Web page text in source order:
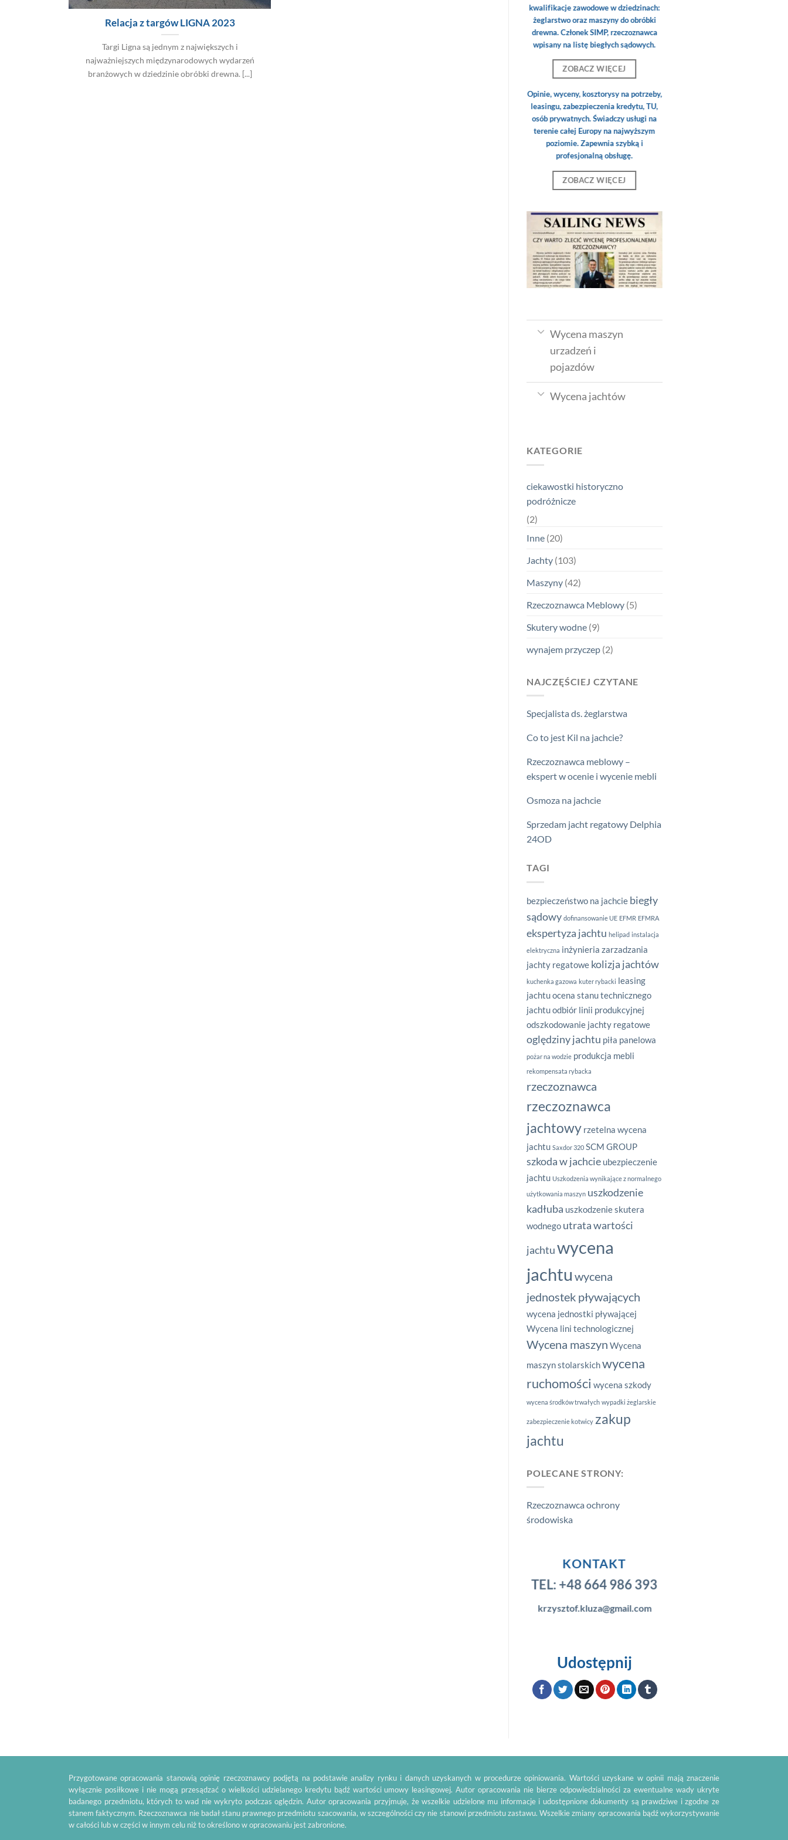
Relacja z targów LIGNA 2023
Targi Ligna są jednym z największych i
najważniejszych międzynarodowych wydarzeń
branżowych w dziedzinie obróbki drewna. [...]
kwalifikacje zawodowe w dziedzinach:
żeglarstwo oraz maszyny do obróbki
drewna. Członek SIMP, rzeczoznawca
wpisany na listę biegłych sądowych.
ZOBACZ WIĘCEJ
Opinie, wyceny, kosztorysy na potrzeby,
leasingu, zabezpieczenia kredytu, TU,
osób prywatnych. Świadczy usługi na
terenie całej Europy na najwyższym
poziomie. Zapewnia szybką i
profesjonalną obsługę.
ZOBACZ WIĘCEJ
Wycena maszyn
urzadzeń i
pojazdów
Wycena jachtów
KATEGORIE
ciekawostki historyczno
podróżnicze
(2)
Inne (20)
Jachty (103)
Maszyny (42)
Rzeczoznawca Meblowy (5)
Skutery wodne (9)
wynajem przyczep (2)
NAJCZĘŚCIEJ CZYTANE
Specjalista ds. żeglarstwa
Co to jest Kil na jachcie?
Rzeczoznawca meblowy –
ekspert w ocenie i wycenie mebli
Osmoza na jachcie
Sprzedam jacht regatowy Delphia
24OD
TAGI
bezpieczeństwo na jachcie biegły
sądowy dofinansowanie UE EFMR EFMRA
ekspertyza jachtu helipad instalacja
elektryczna inżynieria zarzadzania
jachty regatowe kolizja jachtów
kuchenka gazowa kuter rybacki leasing
jachtuocena stanu technicznego
jachtuodbiór linii produkcyjnej
odszkodowanie jachty regatowe
oględziny jachtu piła panelowa
pożar na wodzie produkcja mebli
rekompensata rybacka
rzeczoznawca
rzeczoznawca
jachtowy rzetelna wycena
jachtu Saxdor 320 SCM GROUP
szkoda w jachcie ubezpieczenie
jachtu Uszkodzenia wynikające z normalnego
użytkowania maszyn uszkodzenie
kadłuba uszkodzenie skutera
wodnego utrata wartości
jachtuwycena
jachtu wycena
jednostek pływających
wycena jednostki pływającej
Wycena lini technologicznej
Wycena maszyn Wycena
maszyn stolarskichwycena
ruchomości wycena szkody
wycena środków trwałych wypadki żeglarskie
zabezpieczenie kotwicy zakup
jachtu
POLECANE STRONY:
Rzeczoznawca ochrony
środowiska
KONTAKT
TEL: +48 664 986 393
krzysztof.kluza@gmail.com
Udostępnij
Przygotowane opracowania stanowią opinię rzeczoznawcy podjętą na podstawie analizy rynku i danych uzyskanych w procedurze opiniowania. Wartości uzyskane w opinii mają znaczenie
wyłącznie posiłkowe i nie mogą przesądzać o wielkości udzielanego kredytu bądź wartości umowy leasingowej. Autor opracowania nie bierze odpowiedzialności za ewentualne wady ukryte
badanego przedmiotu, których to wad nie wykryto podczas oględzin. Autor opracowania przyjmuje, że wszelkie udzielone mu informacje i udostępnione dokumenty są prawdziwe i zgodne ze
stanem faktycznym. Rzeczoznawca nie badał stanu prawnego przedmiotu szacowania, w szczególności czy nie stanowi przedmiotu zastawu. Wszelkie zmiany opracowania bądź wykorzystywanie
w całości lub w części w innym celu niż to określono w opracowaniu jest zabronione.